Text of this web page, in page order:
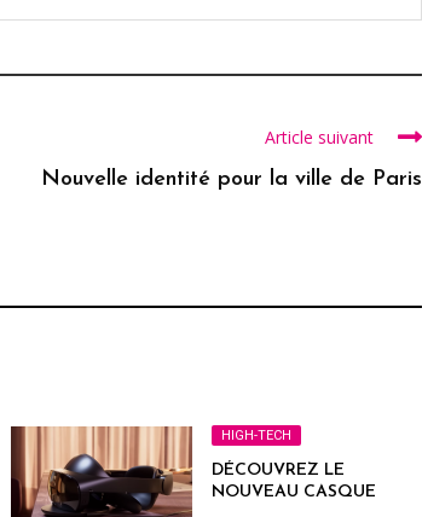
Article suivant
Nouvelle identité pour la ville de Paris
HIGH-TECH
DÉCOUVREZ LE
NOUVEAU CASQUE